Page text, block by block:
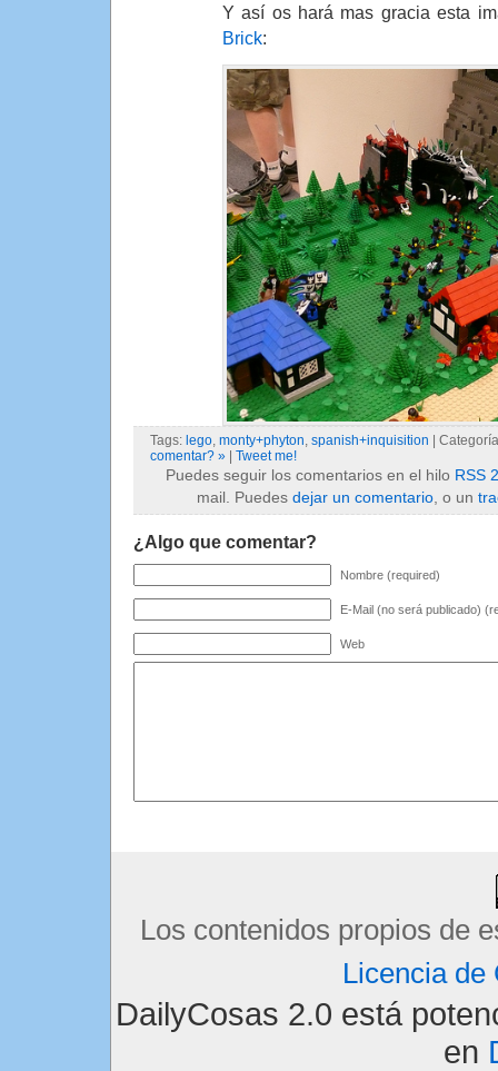
Y así os hará mas gracia esta
Brick:
Tags: lego, monty+phyton, spanish+inquisition |
comentar? »
Tweet me!
Puedes seguir los comentarios en el hilo RSS
mail. Puedes dejar un comentario , o un
¿Algo que comentar?
Nombre (required)
E-Mail (no será publicado)
Web
Los contenidos propios de
Licencia de
DailyCosas 2.0 está
en